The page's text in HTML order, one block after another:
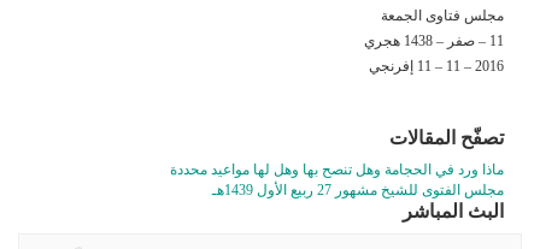
مجلس فتاوى الجمعة
11 – صفر – 1438 هجري
2016 – 11 – 11 إفرنجي
تصفّح المقالات
ماذا ورد في الحجامة وهل تنصح بها وهل لها مواعيد محددة
مجلس الفتوى للشيخ مشهور 27 ربيع الأول 1439هـ
البث المباشر